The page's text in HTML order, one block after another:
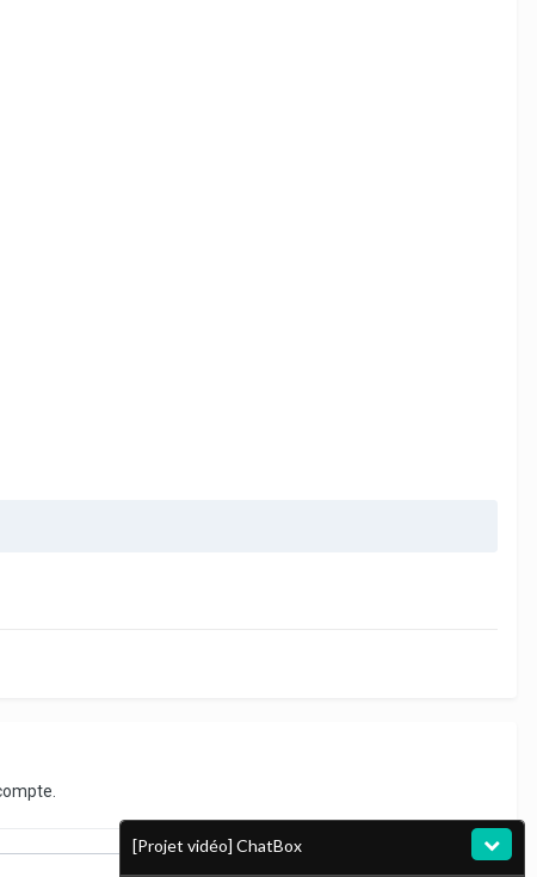
[Projet vidéo] ChatBox